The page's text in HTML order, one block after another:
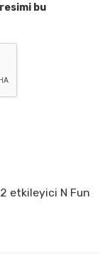
bu
etkileyici N Fun